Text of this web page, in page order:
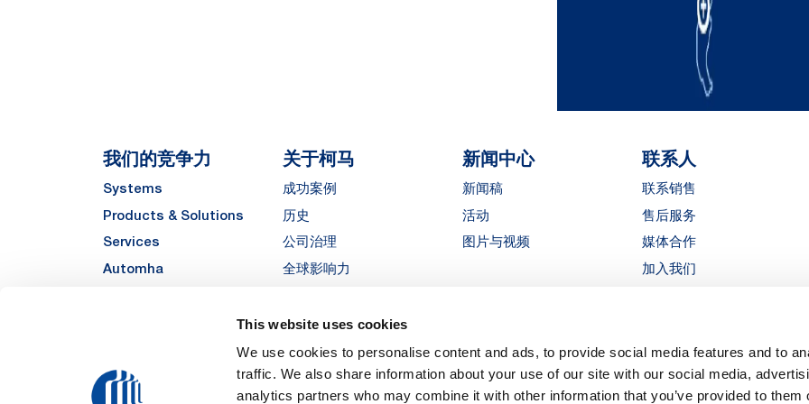
This website uses cookies
We use cookies to personalise content and ads, to provide social media features and to
traffic. We also share information about your use of our site with our social media,
analytics partners who may combine it with other information that you’ve provided to them
我们的竞争力
Systems
Products & Solutions
Services
Automha
关于柯马
成功案例
历史
公司治理
全球影响力
Sustainability
供应商
Funded Project
职业生涯
新闻中心
新闻稿
活动
图片与视频
联系人
联系销售
售后服务
媒体合作
加入我们
LinkedIn